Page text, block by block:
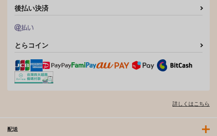
後払い決済
とらコイン
詳しくはこちら
配送